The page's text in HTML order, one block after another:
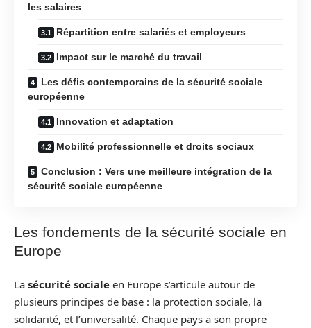
les salaires
Répartition entre salariés et employeurs
Impact sur le marché du travail
Les défis contemporains de la sécurité sociale
européenne
Innovation et adaptation
Mobilité professionnelle et droits sociaux
Conclusion : Vers une meilleure intégration de la
sécurité sociale européenne
Les fondements de la sécurité sociale en
Europe
La sécurité sociale en Europe s’articule autour de
plusieurs principes de base : la protection sociale, la
solidarité, et l’universalité. Chaque pays a son propre